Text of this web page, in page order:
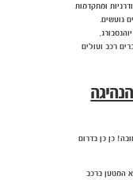
ומתקדמות
גועשים.
רכב ועולים
כן כן בדרום
המטען ברכב